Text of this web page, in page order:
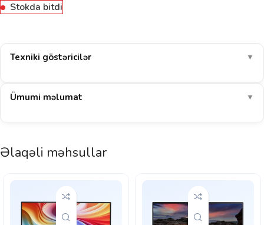
Stokda bitdi
Texniki göstəricilər ▼
Ümumi məlumat ▼
Əlaqəli məhsullar